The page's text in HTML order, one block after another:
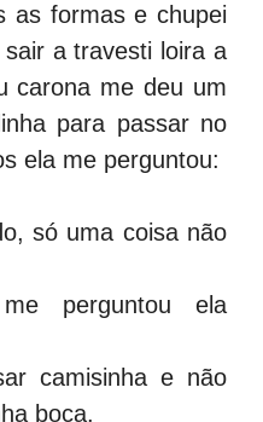
as formas e chupei
a travesti loira a
carona me deu um
para passar no
ela me perguntou:
só uma coisa não
perguntou ela
camisinha e não
boca.